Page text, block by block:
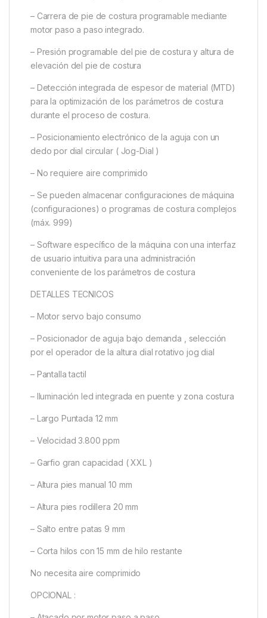
– Carrera de pie de costura programable mediante
motor paso a paso integrado.
– Presión programable del pie de costura y altura de
elevación del pie de costura
– Detección integrada de espesor de material (MTD)
para la optimización de los parámetros de costura
durante el proceso de costura.
– Posicionamiento electrónico de la aguja con un
dedo por dial circular ( Jog-Dial )
– No requiere aire comprimido
– Se pueden almacenar configuraciones de máquina
(configuraciones) o programas de costura complejos
(máx. 999)
– Software específico de la máquina con una interfaz
de usuario intuitiva para una administración
conveniente de los parámetros de costura
DETALLES TECNICOS
– Motor servo bajo consumo
– Posicionador de aguja bajo demanda , selección
por el operador de la altura dial rotativo jog dial
– Pantalla tactil
– Iluminación led integrada en puente y zona costura
– Largo Puntada 12 mm
– Velocidad 3.800 ppm
– Garfio gran capacidad ( XXL )
– Altura pies manual 10 mm
– Altura pies rodillera 20 mm
– Salto entre patas 9 mm
– Corta hilos con 15 mm de hilo restante
No necesita aire comprimido
OPCIONAL :